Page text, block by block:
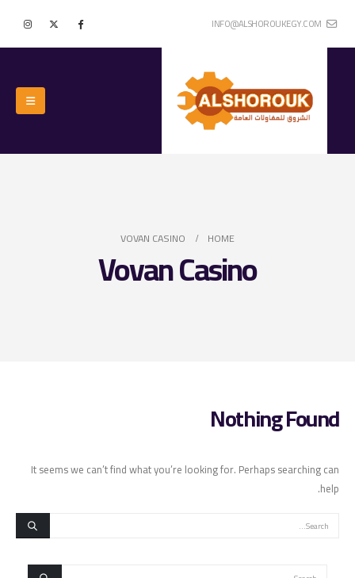
INFO@ALSHOROUKEGY.COM
HOME
VOVAN CASINO
Vovan Casino
Nothing Found
It seems we can’t find what you’re looking for. Perhaps searching can
help.